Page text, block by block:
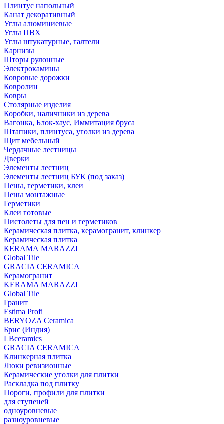
Плинтус напольный
Канат декоративный
Углы алюминиевые
Углы ПВХ
Углы штукатурные, галтели
Карнизы
Шторы рулонные
Электрокамины
Ковровые дорожки
Ковролин
Ковры
Столярные изделия
Коробки, наличники из дерева
Вагонка, Блок-хаус, Иммитация бруса
Штапики, плинтуса, уголки из дерева
Щит мебельный
Чердачные лестницы
Дверки
Элементы лестниц
Элементы лестниц БУК (под заказ)
Пены, герметики, клеи
Пены монтажные
Герметики
Клеи готовые
Пистолеты для пен и герметиков
Керамическая плитка, керамогранит, клинкер
Керамическая плитка
КЕRАМА MARAZZI
Global Tile
GRACIA CERAMICA
Керамогранит
KERAMA MARAZZI
Global Tile
Гранит
Estima Profi
BERYOZA Ceramica
Брис (Индия)
LBceramics
GRACIA CERAMICA
Клинкерная плитка
Люки ревизионные
Керамические уголки для плитки
Раскладка под плитку
Пороги, профили для плитки
для ступеней
одноуровневые
разноуровневые